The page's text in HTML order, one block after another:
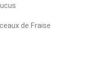
de Fraise